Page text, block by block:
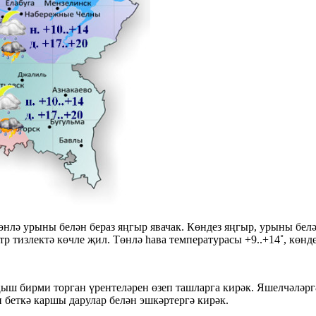
урыны белән бераз яңгыр явачак. Көндез яңгыр, урыны
көчле җил. Төнлә һава температурасы +9..+14˚,
торган үрентеләрен өзеп ташларга кирәк.
каршы дарулар белән эшкәртергә кирәк.